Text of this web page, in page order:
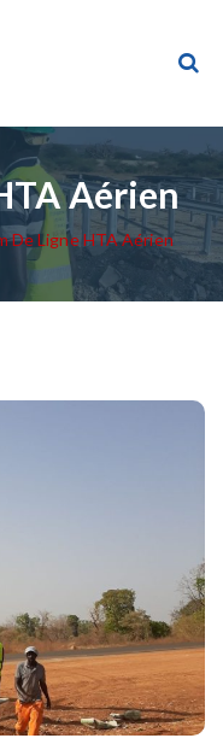
Aérien
De Ligne HTA Aérien